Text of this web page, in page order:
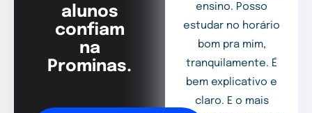
alunos
confiam
na
Prominas.
ensino. Posso
estudar no horário
bom pra mim,
tranquilamente. É
bem explicativo e
claro. E o mais